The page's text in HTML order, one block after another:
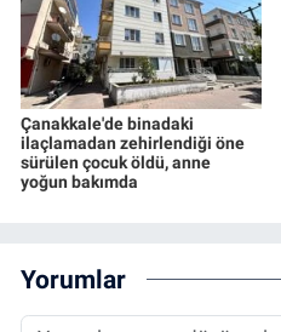
Çanakkale'de binadaki
ilaçlamadan zehirlendiği öne
sürülen çocuk öldü, anne
yoğun bakımda
Yorumlar